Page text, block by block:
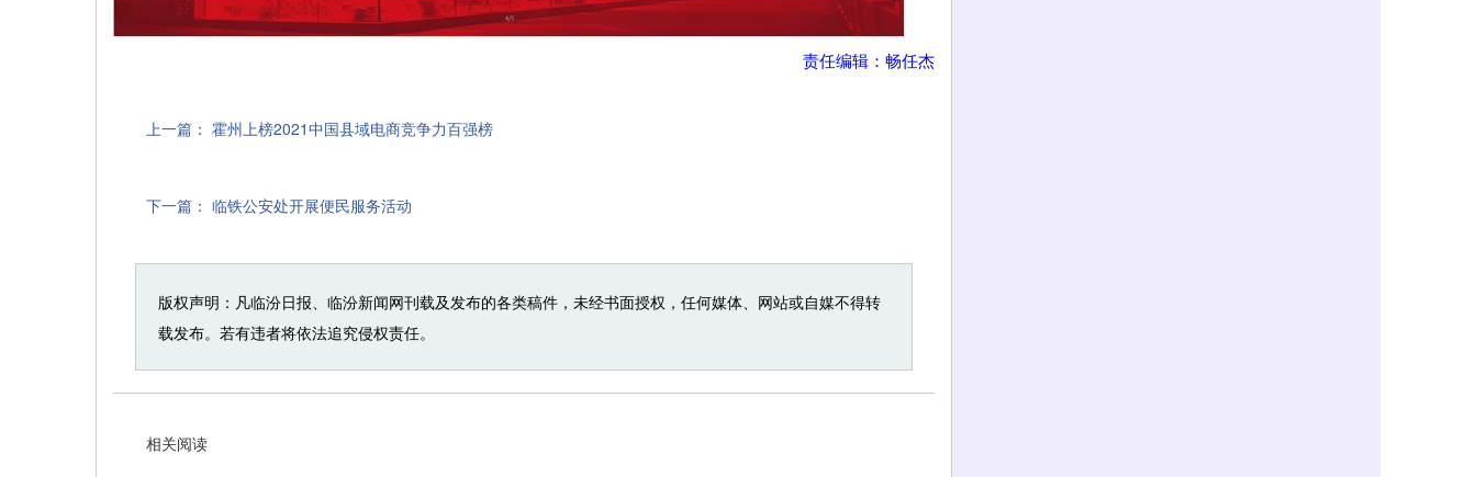
责任编辑：畅任杰
上一篇： 霍州上榜2021中国县域电商竞争力百强榜
下一篇： 临铁公安处开展便民服务活动
版权声明：凡临汾日报、临汾新闻网刊载及发布的各类稿件，未经书面授权，任何媒体、网站或自媒不得转
载发布。若有违者将依法追究侵权责任。
相关阅读